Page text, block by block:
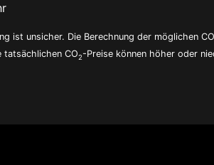
ist unsicher. Die Berechnung der möglichen CO
tatsächlichen CO2-Preise können höher oder